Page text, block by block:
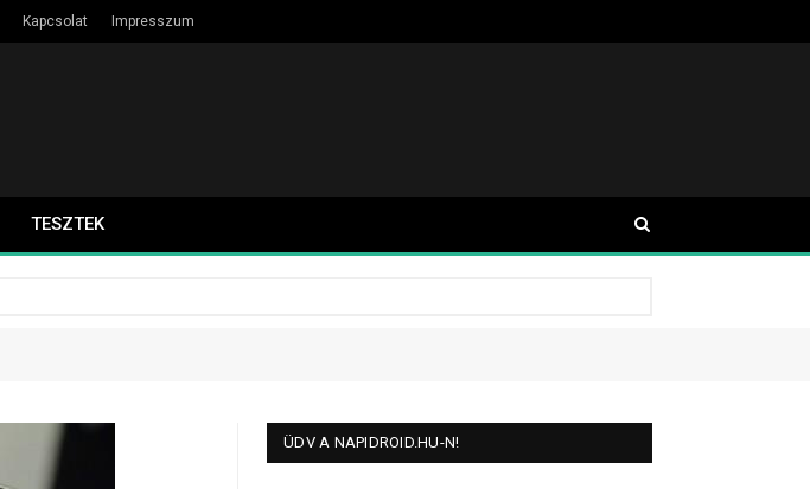
Kapcsolat Impresszum
TESZTEK
ÜDV A NAPIDROID.HU-N!